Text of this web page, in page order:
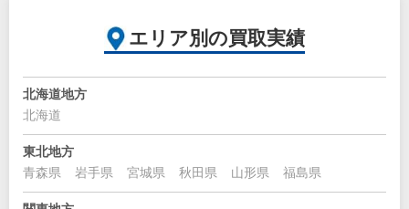
エリア別の買取実績
北海道地方
北海道
東北地方
青森県
岩手県 宮城県 秋田県 山形県 福島県